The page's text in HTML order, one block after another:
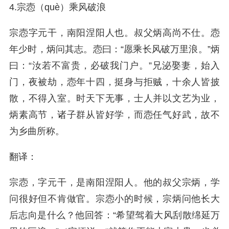
4.宗悫（què）乘风破浪
宗悫字元干，南阳涅阳人也。叔父炳高尚不仕。悫
年少时，炳问其志。悫曰：“愿乘长风破万里浪。”炳
曰：“汝若不富贵，必破我门户。”兄泌娶妻，始入
门，夜被劫，悫年十四，挺身与拒贼，十余人皆披
散，不得入室。时天下无事，士人并以文艺为业，
炳素高节，诸子群从皆好学，而悫任气好武，故不
为乡曲所称。
翻译：
宗悫，字元干，是南阳涅阳人。他的叔父宗炳，学
问很好但不肯做官。宗悫小的时候，宗炳问他长大
后志向是什么？他回答：“希望驾着大风刮散绵延万